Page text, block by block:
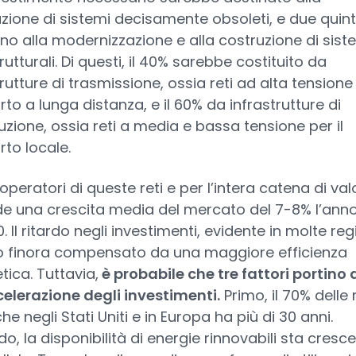
di sistemi decisamente obsoleti, e due
alla modernizzazione e alla costruzione di
Di questi, il 40% sarebbe costituito da
di trasmissione, ossia reti ad alta tensione
a lunga distanza, e il 60% da infrastrutture di
ossia reti a media e bassa tensione per il
locale.
di queste reti e per l’intera catena di
una crescita media del mercato del 7-8%
Il ritardo negli investimenti, evidente in molte
finora compensato da una maggiore efficienza
Tuttavia, è probabile che tre fattori portino
degli investimenti.Primo, il 70% delle
negli Stati Uniti e in Europa ha più di 30 anni.
la disponibilità di energie rinnovabili sta